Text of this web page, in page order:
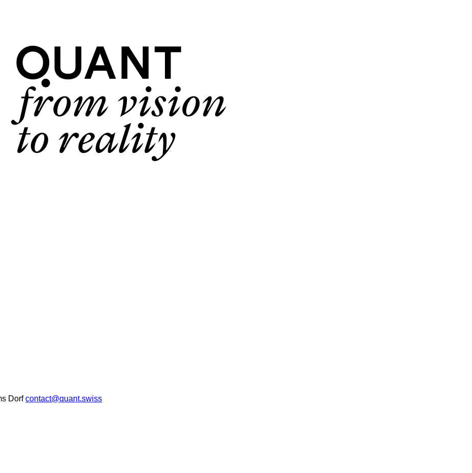
Dorf contact@quant.swiss